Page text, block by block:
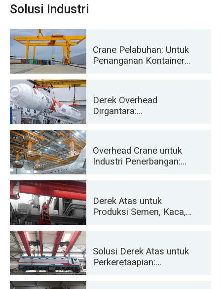
Solusi Industri
Crane Pelabuhan: Untuk
Penanganan Kontainer
Derek Overhead
Dirgantara:
Pengangkutan Roket
Overhead Crane untuk
Industri Penerbangan:
Derek Atas untuk
Produksi Semen, Kaca,
Solusi Derek Atas untuk
Perkeretaapian: